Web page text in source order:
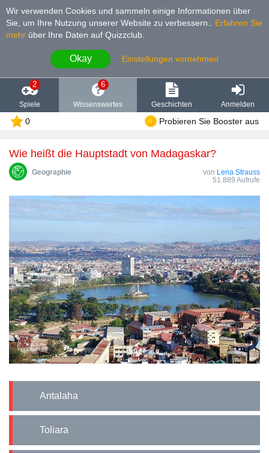
Wir verwenden Cookies und sammeln einige Informationen über
Sie, um Ihre Nutzung unserer Website zu verbessern.
Erfahren Sie
mehr über Ihre Daten auf Quizzclub.
Okay Einstellungen vornehmen
2
Spiele
6
Wissenswertes Geschichten Anmelden
0 Probieren Sie Booster aus
Wie heißt die Hauptstadt von Madagaskar?
Geographie von Lena Strauss
51.889 Aufrufe
Antalaha
Toliara